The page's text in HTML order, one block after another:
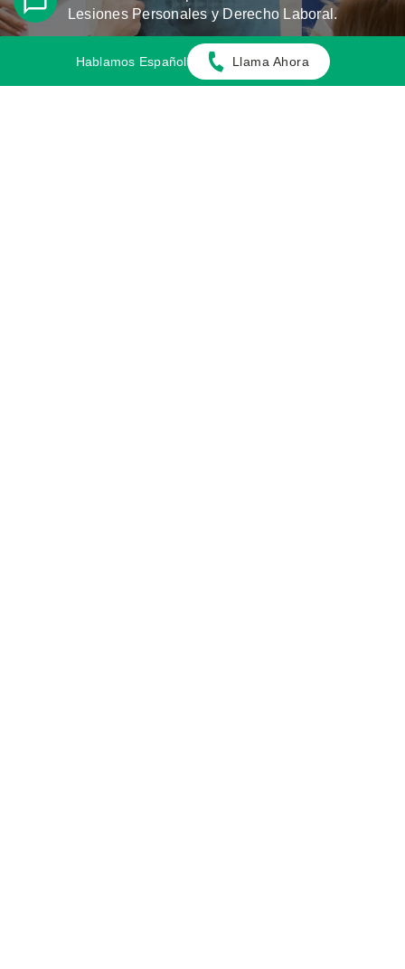
Lesiones Personales y Derecho Laboral.
CONOZCA LOS CASOS QUE
MANEJAMOS
Hablamos Español Llama Ahora